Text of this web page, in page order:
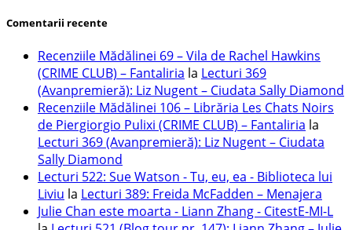
Comentarii recente
Recenziile Mădălinei 69 – Vila de Rachel Hawkins
(CRIME CLUB) – Fantaliria la Lecturi 369
(Avanpremieră): Liz Nugent – Ciudata Sally Diamond
Recenziile Mădălinei 106 – Librăria Les Chats Noirs
de Piergiorgio Pulixi (CRIME CLUB) – Fantaliria la
Lecturi 369 (Avanpremieră): Liz Nugent – Ciudata
Sally Diamond
Lecturi 522: Sue Watson - Tu, eu, ea - Biblioteca lui
Liviu la Lecturi 389: Freida McFadden – Menajera
Julie Chan este moarta - Liann Zhang - CitestE-MI-L